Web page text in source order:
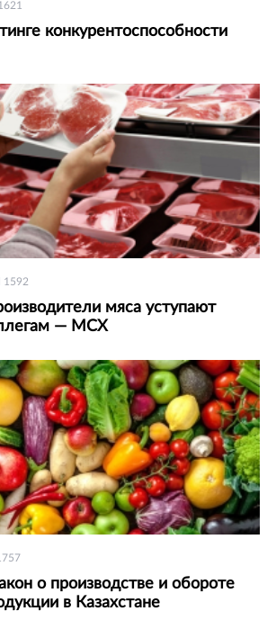
конкурентоспособности
1592
мяса уступают
— МСХ
о производстве и обороте
в Казахстане